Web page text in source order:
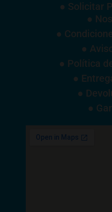
● Solicitar
●
●
●
● Política
●
●
●